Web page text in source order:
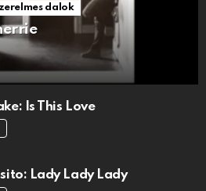
dalok
Is This Love
Lady Lady Lady